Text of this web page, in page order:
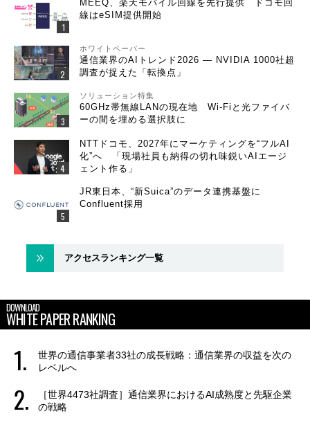
MEEQ、楽天モバイル回線を先行提供 ドコモ回
線はeSIM提供開始
ホワイトペーパー
通信業界のAIトレンド2026 ― NVIDIA 1000社超
調査が捉えた「転換点」
ソリューション特集
60GHz帯無線LANの現在地 Wi-Fiと光ファイバ
ーの間を埋める選択肢に
NTTドコモ、2027年にマーケティングを“フルAI
化”へ 「現場社員も納得の切れ味鋭いAIエージ
ェント作る」
JR東日本、“新Suica”のデータ連携基盤に
Confluent採用
アクセスランキング一覧
DOWNLOAD
WHITE PAPER RANKING
世界の通信事業者33社の成長戦略：通信業界の収益を次の
レベルへ
［世界4473社調査］通信業界におけるAI成熟度と先駆企業
の戦略